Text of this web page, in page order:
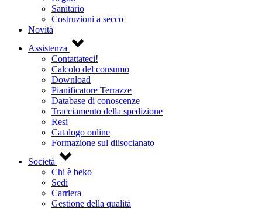
Sanitario
Costruzioni a secco
Novità
Assistenza
Contattateci!
Calcolo del consumo
Download
Pianificatore Terrazze
Database di conoscenze
Tracciamento della spedizione
Resi
Catalogo online
Formazione sul diisocianato
Società
Chi è beko
Sedi
Carriera
Gestione della qualità